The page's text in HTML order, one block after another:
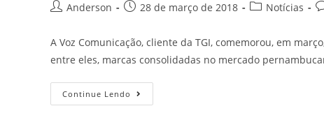
Anderson 28 de março de 2018 Notícias
A Voz Comunicação, cliente da TGI, comemorou, em
entre eles, marcas consolidadas no mercado
Continue Lendo